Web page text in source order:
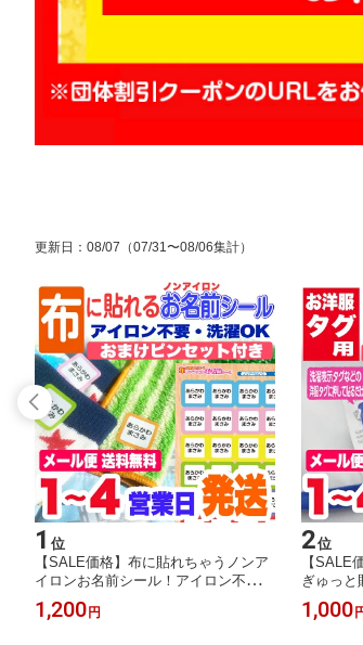
更新日 ： 08/07 （07/31〜08/06集計）
1 位
【SALE価格】布に貼れちゃうノンア
イロンお名前シール！アイロン不要！
送料無料 名前シール お名前シール お
なまえシール ネームシール 防水 耐水
1,200 円
2位
【SALE
ぎゅっと
前シール
要 耐水
1,000